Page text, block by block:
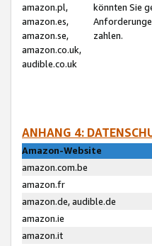
amazon.pl,
amazon.es,
amazon.se,
amazon.co.uk,
audible.co.uk
könnten Sie
zahlen.
ANHANG 4:
Amazon-Website
amazon.com.be
amazon.fr
amazon.de, audible.de
amazon.ie
amazon.it